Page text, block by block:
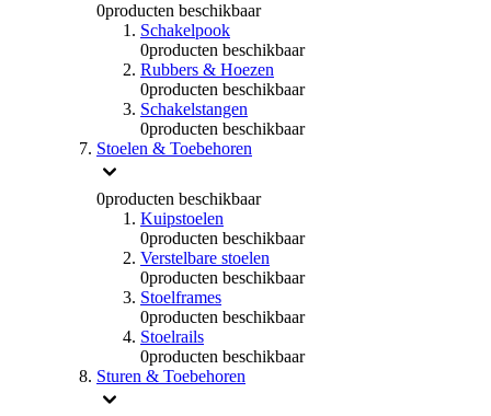
0producten beschikbaar
Schakelpook
0producten beschikbaar
Rubbers & Hoezen
0producten beschikbaar
Schakelstangen
0producten beschikbaar
Stoelen & Toebehoren
0producten beschikbaar
Kuipstoelen
0producten beschikbaar
Verstelbare stoelen
0producten beschikbaar
Stoelframes
0producten beschikbaar
Stoelrails
0producten beschikbaar
Sturen & Toebehoren